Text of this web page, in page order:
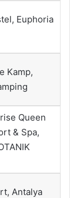
Euphoria
Kamp,
Queen
& Spa,
Antalya